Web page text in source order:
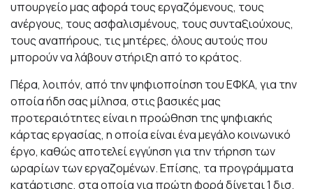
υπουργείο μας αφορά τους εργαζόμενους, τους
ανέργους, τους ασφαλισμένους, τους συνταξιούχους,
τους αναπήρους, τις μητέρες, όλους αυτούς που
μπορούν να λάβουν στήριξη από το κράτος.
Πέρα, λοιπόν, από την ψηφιοποίηση του ΕΦΚΑ, για την
οποία ήδη σας μίλησα, στις βασικές μας
προτεραιότητες είναι η προώθηση της ψηφιακής
κάρτας εργασίας, η οποία είναι ένα μεγάλο κοινωνικό
έργο, καθώς αποτελεί εγγύηση για την τήρηση των
ωραρίων των εργαζομένων. Επίσης, τα προγράμματα
κατάρτισης, στα οποία για πρώτη φορά δίνεται 1 δισ.